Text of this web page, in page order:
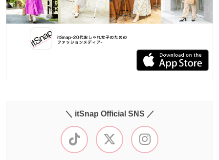
＼ itSnap Official SNS ／